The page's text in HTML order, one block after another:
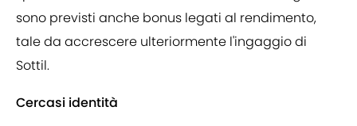
sono previsti anche bonus legati al rendimento,
tale da accrescere ulteriormente l'ingaggio di
Sottil.
Cercasi identità